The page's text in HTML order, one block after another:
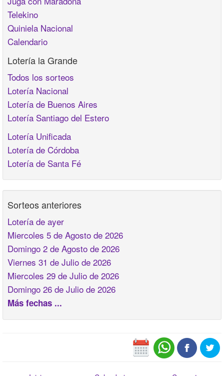
Telekino
Quiniela Nacional
Calendario
Lotería la Grande
Todos los sorteos
Lotería Nacional
Lotería de Buenos Aires
Lotería Santiago del Estero
Lotería Unificada
Lotería de Córdoba
Lotería de Santa Fé
Sorteos anteriores
Lotería de ayer
Miercoles 5 de Agosto de 2026
Domingo 2 de Agosto de 2026
Viernes 31 de Julio de 2026
Miercoles 29 de Julio de 2026
Domingo 26 de Julio de 2026
Más fechas ...